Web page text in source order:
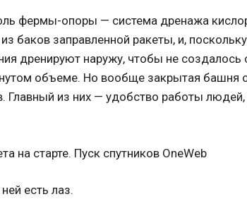
фермы-опоры — система дренажа
баков заправленной ракеты, и,
дренируют наружу, чтобы не создалось
объеме. Но вообще закрытая башня
из них — удобство работы
есть лаз.